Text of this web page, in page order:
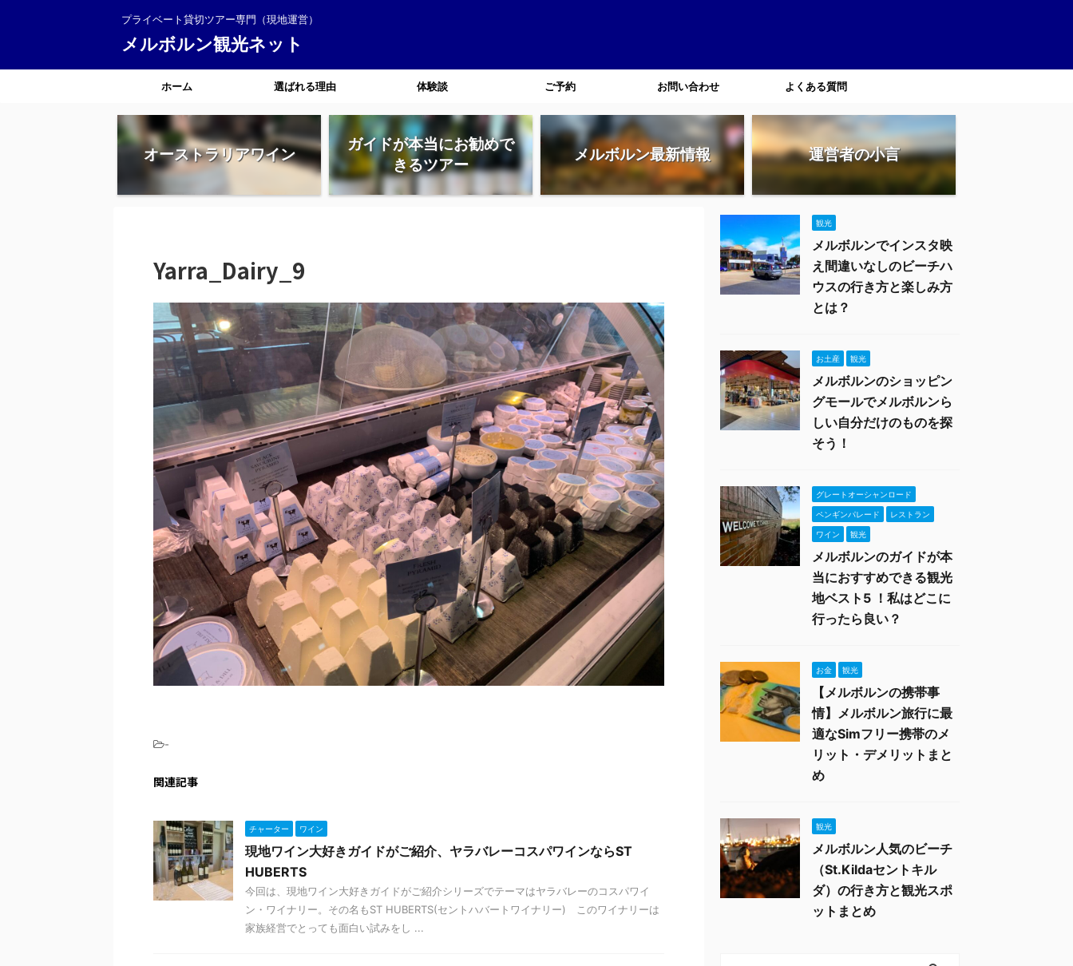
プライベート貸切ツアー専門（現地運営）
メルボルン観光ネット
ホーム 選ばれる理由 体験談 ご予約 お問い合わせ よくある質問
オーストラリアワイン
ガイドが本当にお勧めで
きるツアー
メルボルン最新情報 運営者の小言
Yarra_Dairy_9
-
関連記事
チャーター ワイン
現地ワイン大好きガイドがご紹介、ヤラバレーコスパワインならST
HUBERTS
今回は、現地ワイン大好きガイドがご紹介シリーズでテーマはヤラバレーのコスパワイ
ン・ワイナリー。その名もST HUBERTS(セントハバートワイナリー) このワイナリーは
家族経営でとっても面白い試みをし ...
観光
メルボルンでインスタ映
え間違いなしのビーチハ
ウスの行き方と楽しみ方
とは？
お土産 観光
メルボルンのショッピン
グモールでメルボルンら
しい自分だけのものを探
そう！
グレートオーシャンロード
ペンギンパレード レストラン
ワイン 観光
メルボルンのガイドが本
当におすすめできる観光
地ベスト5 ！私はどこに
行ったら良い？
お金 観光
【メルボルンの携帯事
情】メルボルン旅行に最
適なSimフリー携帯のメ
リット・デメリットまと
め
観光
メルボルン人気のビーチ
（St.Kildaセントキル
ダ）の行き方と観光スポ
ットまとめ